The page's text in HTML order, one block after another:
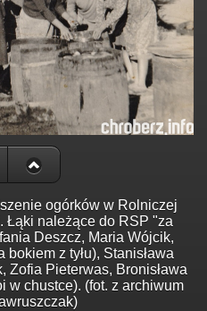
ogórków w Rolniczej
Łąki należące do RSP "za
Deszcz, Maria Wójcik,
bokiem z tyłu), Stanisława
Zofia Pieterwas, Bronisława
w chustce). (fot. z archiwum